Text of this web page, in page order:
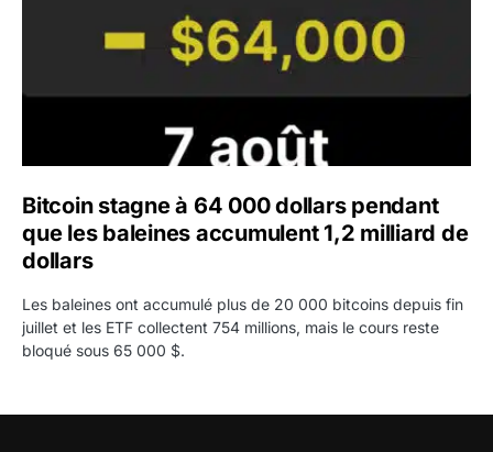
Bitcoin stagne à 64 000 dollars pendant
que les baleines accumulent 1,2 milliard de
dollars
Les baleines ont accumulé plus de 20 000 bitcoins depuis fin
juillet et les ETF collectent 754 millions, mais le cours reste
bloqué sous 65 000 $.